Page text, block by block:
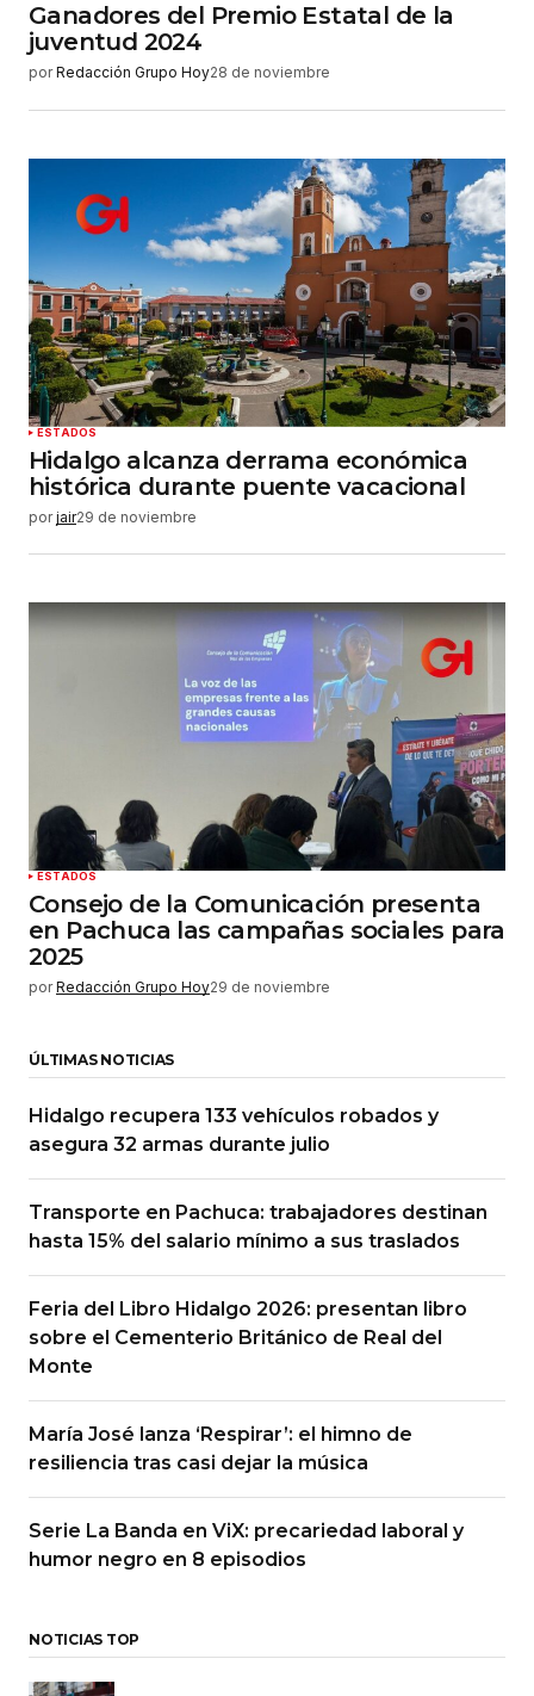
Ganadores del Premio Estatal de la
juventud 2024
por Redacción Grupo Hoy28 de noviembre
ESTADOS
Hidalgo alcanza derrama económica
histórica durante puente vacacional
por jair29 de noviembre
ESTADOS
Consejo de la Comunicación presenta
en Pachuca las campañas sociales para
2025
por Redacción Grupo Hoy29 de noviembre
ÚLTIMAS NOTICIAS
Hidalgo recupera 133 vehículos robados y
asegura 32 armas durante julio
Transporte en Pachuca: trabajadores destinan
hasta 15% del salario mínimo a sus traslados
Feria del Libro Hidalgo 2026: presentan libro
sobre el Cementerio Británico de Real del
Monte
María José lanza ‘Respirar’: el himno de
resiliencia tras casi dejar la música
Serie La Banda en ViX: precariedad laboral y
humor negro en 8 episodios
NOTICIAS TOP